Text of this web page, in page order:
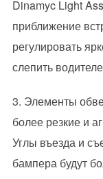
Dinamyc Light
приближение
регулировать
слепить
3. Элементы
более резкие и
Углы въезда и
бампера будут